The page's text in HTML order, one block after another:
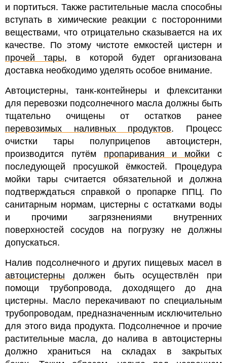
и портиться. Также растительные масла способны
вступать в химические реакции с посторонними
веществами, что отрицательно сказывается на их
качестве. По этому чистоте емкостей цистерн и
прочей тары, в которой будет организована
доставка необходимо уделять особое внимание.
Автоцистерны, танк-контейнеры и флекситанки
для перевозки подсолнечного масла должны быть
тщательно очищены от остатков ранее
перевозимых наливных продуктов. Процесс
очистки тары полуприцепов автоцистерн,
производится путём пропаривания и мойки с
последующей просушкой ёмкостей. Процедура
мойки тары считается обязательной и должна
подтверждаться справкой о пропарке ППЦ. По
санитарным нормам, цистерны с остатками воды
и прочими загрязнениями внутренних
поверхностей сосудов на погрузку не должны
допускаться.
Налив подсолнечного и других пищевых масел в
автоцистерны должен быть осуществлён при
помощи трубопровода, доходящего до дна
цистерны. Масло перекачивают по специальным
трубопроводам, предназначенным исключительно
для этого вида продукта. Подсолнечное и прочие
растительные масла, до налива в автоцистерны
должно храниться на складах в закрытых